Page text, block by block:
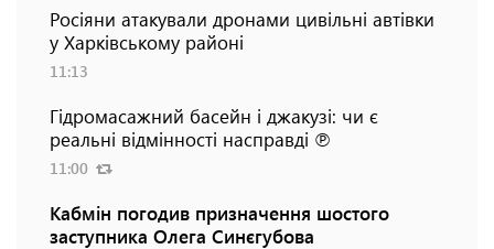
Росіяни атакували дронами цивільні автівки
у Харківському районі
11:13
Гідромасажний басейн і джакузі: чи є
реальні відмінності насправді ℗
11:00
Кабмін погодив призначення шостого
заступника Олега Синєгубова